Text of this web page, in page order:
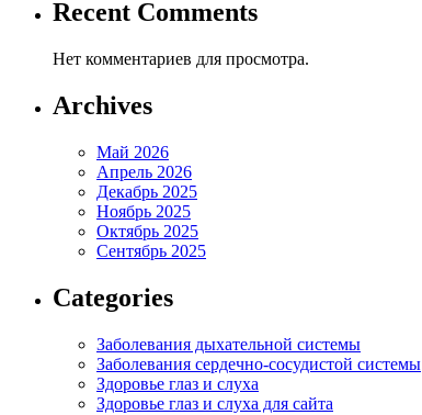
Recent Comments
Нет комментариев для просмотра.
Archives
Май 2026
Апрель 2026
Декабрь 2025
Ноябрь 2025
Октябрь 2025
Сентябрь 2025
Categories
Заболевания дыхательной системы
Заболевания сердечно-сосудистой системы
Здоровье глаз и слуха
Здоровье глаз и слуха для сайта